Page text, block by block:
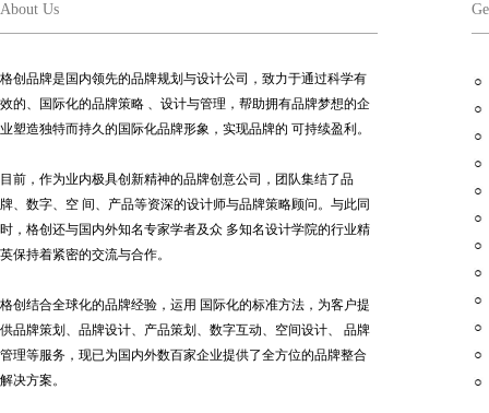
About Us
格创品牌是国内领先的品牌规划与设计公司，致力于通过科学有
效的、国际化的品牌策略 、设计与管理，帮助拥有品牌梦想的企
业塑造独特而持久的国际化品牌形象，实现品牌的 可持续盈利。
目前，作为业内极具创新精神的品牌创意公司，团队集结了品
牌、数字、空 间、产品等资深的设计师与品牌策略顾问。与此同
时，格创还与国内外知名专家学者及众 多知名设计学院的行业精
英保持着紧密的交流与合作。
格创结合全球化的品牌经验，运用 国际化的标准方法，为客户提
供品牌策划、品牌设计、产品策划、数字互动、空间设计、 品牌
管理等服务，现已为国内外数百家企业提供了全方位的品牌整合
解决方案。